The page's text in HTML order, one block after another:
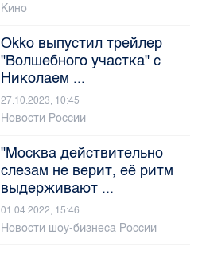
Кино
Okko выпустил трейлер
"Волшебного участка" с
Николаем ...
27.10.2023, 10:45
Новости России
"Москва действительно
слезам не верит, её ритм
выдерживают ...
01.04.2022, 15:46
Новости шоу-бизнеса России